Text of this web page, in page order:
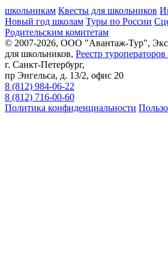
школьникам Квесты для школьников
Новый год школам Туры по России
Родительским комитетам
© 2007-2026, ООО "Авантаж-Тур",
для школьников, Реестр
г. Санкт-Петербург,
пр Энгельса, д. 13/2, офис 20
8 (812) 984-06-22
8 (812) 716-00-60
Политика конфиденциальности